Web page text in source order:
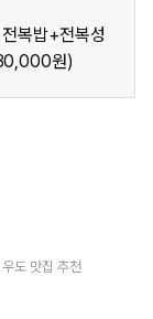
복밥+전복성
원)
도 맛집 추천